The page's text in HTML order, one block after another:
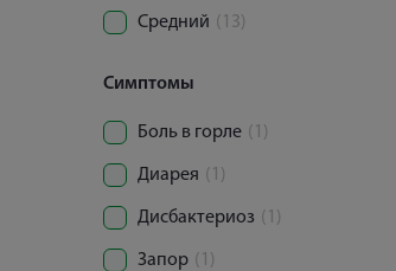
Средний (13)
Симптомы
Боль в горле (1)
Диарея (1)
Дисбактериоз (1)
Запор (1)